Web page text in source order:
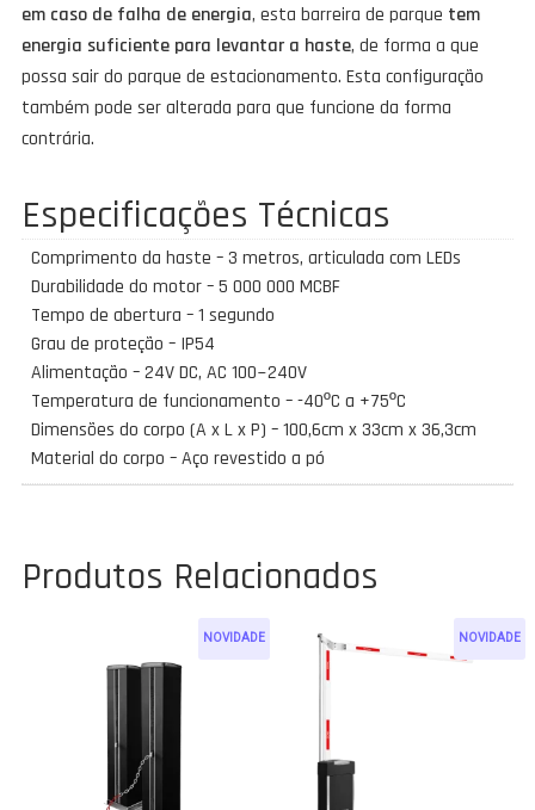
em caso de falha de energia, esta barreira de parque tem
energia suficiente para levantar a haste, de forma a que
possa sair do parque de estacionamento. Esta configuração
também pode ser alterada para que funcione da forma
contrária.
Especificações Técnicas
Comprimento da haste – 3 metros, articulada com LEDs
Durabilidade do motor – 5 000 000 MCBF
Tempo de abertura – 1 segundo
Grau de proteção – IP54
Alimentação – 24V DC, AC 100~240V
Temperatura de funcionamento – -40ºC a +75ºC
Dimensões do corpo (A x L x P) – 100,6cm x 33cm x 36,3cm
Material do corpo – Aço revestido a pó
Produtos Relacionados
NOVIDADE NOVIDADE